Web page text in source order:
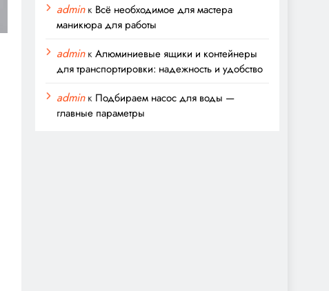
adminк Всё необходимое для мастера
маникюра для работы
adminкАлюминиевые ящики и контейнеры
для транспортировки: надежность и удобство
adminк Подбираем насос для воды —
главные параметры